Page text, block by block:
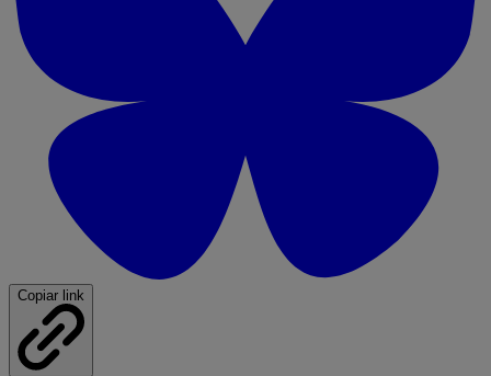
Copiar link